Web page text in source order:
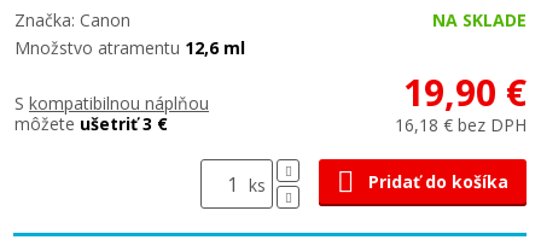
Značka: Canon
NA SKLADE
Množstvo atramentu 12,6 ml
S kompatibilnou náplňou
môžete ušetriť 3 €
19,90 €
16,18 € bez DPH
ks Pridať do košíka